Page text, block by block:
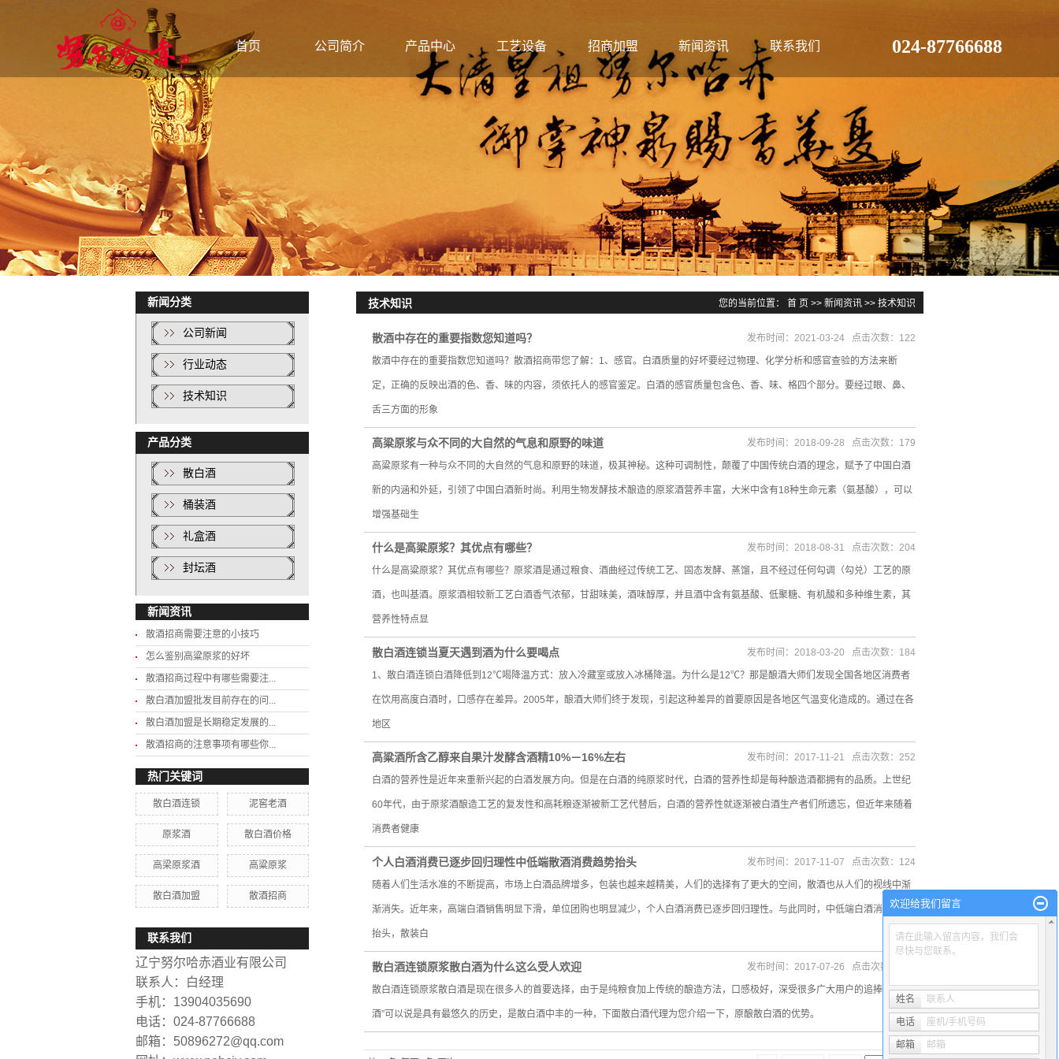
首页 公司简介
公司简介
联系我们
产品中心
散白酒
桶装酒
工艺设备 招商加盟 新闻资讯
公司新闻
行业动态
联系我们 024-87766688
新闻分类
公司新闻
行业动态
技术知识
产品分类
散白酒
桶装酒
礼盒酒
封坛酒
新闻资讯
散酒招商需要注意的小技巧
怎么鉴别高粱原浆的好坏
散酒招商过程中有哪些需要注...
散白酒加盟批发目前存在的问...
散白酒加盟是长期稳定发展的...
散酒招商的注意事项有哪些你...
热门关键词
散白酒连锁 泥窖老酒
原浆酒 散白酒价格
高梁原浆酒 高粱原浆
散白酒加盟 散酒招商
联系我们
辽宁努尔哈赤酒业有限公司
联系人：白经理
手机：13904035690
电话：024-87766688
邮箱：50896272@qq.com
技术知识 您的当前位置： 首 页 >> 新闻资讯 >> 技术知识
散酒中存在的重要指数您知道吗？
散酒中存在的重要指数您知道吗？散酒招商带您了解：1、感官。白酒质量的好坏要经过物理、化学分析和感官查验的方法来断
定，正确的反映出酒的色、香、味的内容，须依托人的感官鉴定。白酒的感官质量包含色、香、味、格四个部分。要经过眼、鼻、
舌三方面的形象
发布时间：2021-03-24 点击次数：122
高粱原浆与众不同的大自然的气息和原野的味道
高粱原浆有一种与众不同的大自然的气息和原野的味道，极其神秘。这种可调制性，颠覆了中国传统白酒的理念，赋予了中国白酒
新的内涵和外延，引领了中国白酒新时尚。利用生物发酵技术酿造的原浆酒营养丰富，大米中含有18种生命元素（氨基酸），可以
增强基础生
发布时间：2018-09-28 点击次数：179
​什么是高粱原浆？其优点有哪些？
什么是高粱原浆？其优点有哪些？原浆酒是通过粮食、酒曲经过传统工艺、固态发酵、蒸馏，且不经过任何勾调（勾兑）工艺的原
酒，也叫基酒。原浆酒相较新工艺白酒香气浓郁，甘甜味美，酒味醇厚，并且酒中含有氨基酸、低聚糖、有机酸和多种维生素，其
营养性特点显
发布时间：2018-08-31 点击次数：204
散白酒连锁当夏天遇到酒为什么要喝点
1、散白酒连锁白酒降低到12℃喝降温方式：放入冷藏室或放入冰桶降温。为什么是12℃？那是酿酒大师们发现全国各地区消费者
在饮用高度白酒时，口感存在差异。2005年，酿酒大师们终于发现，引起这种差异的首要原因是各地区气温变化造成的。通过在各
地区
发布时间：2018-03-20 点击次数：184
​高粱酒所含乙醇来自果汁发酵含酒精10%－16%左右
白酒的营养性是近年来重新兴起的白酒发展方向。但是在白酒的纯原浆时代，白酒的营养性却是每种酿造酒都拥有的品质。上世纪
60年代，由于原浆酒酿造工艺的复发性和高耗粮逐渐被新工艺代替后，白酒的营养性就逐渐被白酒生产者们所遗忘，但近年来随着
消费者健康
发布时间：2017-11-21 点击次数：252
个人白酒消费已逐步回归理性中低端散酒消费趋势抬头
随着人们生活水准的不断提高，市场上白酒品牌增多，包装也越来越精美，人们的选择有了更大的空间，散酒也从人们的视线中渐
渐消失。近年来，高端白酒销售明显下滑，单位团购也明显减少，个人白酒消费已逐步回归理性。与此同时，中低端白酒消费趋势
抬头，散装白
发布时间：2017-11-07 点击次数：124
散白酒连锁原浆散白酒为什么这么受人欢迎
散白酒连锁原浆散白酒是现在很多人的首要选择，由于是纯粮食加上传统的酿造方法，口感极好，深受很多广大用户的追捧。原浆
酒”可以说是具有最悠久的历史，是散白酒中丰的一种，下面散白酒代理为您介绍一下，原酿散白酒的优势。
发布时间：2017-07-26 点击次数：170
欢迎给我们留言
请在此输入留言内容，我们会
尽快与您联系。
姓名 联系人
电话 座机/手机号码
邮箱 邮箱